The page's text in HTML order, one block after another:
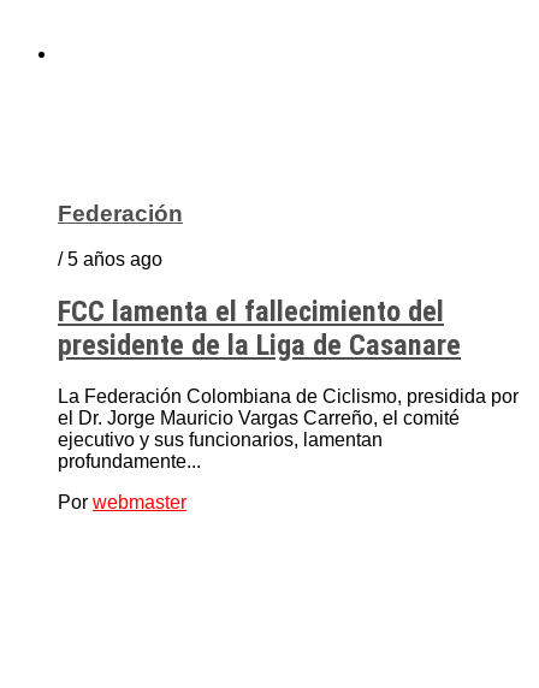
Federación
/ 5 años ago
FCC lamenta el fallecimiento del
presidente de la Liga de Casanare
La Federación Colombiana de Ciclismo, presidida por
el Dr. Jorge Mauricio Vargas Carreño, el comité
ejecutivo y sus funcionarios, lamentan
profundamente...
Por webmaster